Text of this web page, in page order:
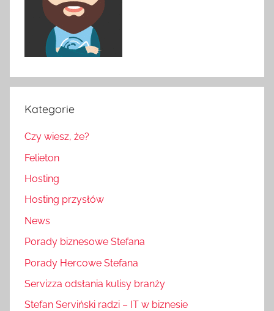
Kategorie
Czy wiesz, że?
Felieton
Hosting
Hosting przysłów
News
Porady biznesowe Stefana
Porady Hercowe Stefana
Servizza odsłania kulisy branży
Stefan Serviński radzi – IT w biznesie